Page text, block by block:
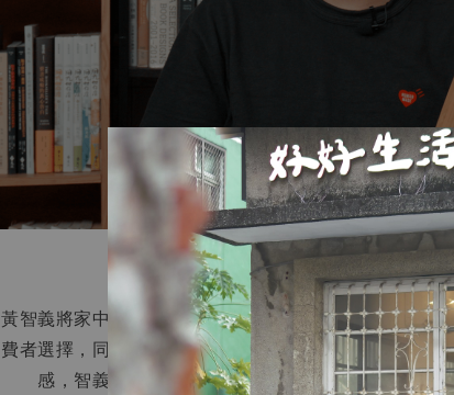
健康愉筷，從筷子開始，往
黃智義將家中塑膠傳產轉型為二代新品牌《健康愉筷》
費者選擇，同時更注重筷子的功能和實用性，《健康愉
感，智義透過努力和創新，讓更多人認識《健康愉